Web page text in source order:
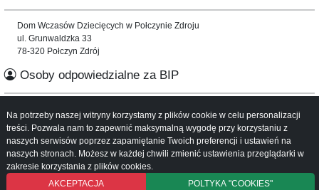
Dom Wczasów Dziecięcych w Połczynie Zdroju
ul. Grunwaldzka 33
78-320 Połczyn Zdrój
Osoby odpowiedzialne za BIP
Informacje o serwisie
Mapa serwisu
Instrukcja obsługi
Na potrzeby naszej witryny korzystamy z plików cookie w celu personalizacji
treści. Pozwala nam to zapewnić maksymalną wygodę przy korzystaniu z
naszych serwisów poprzez zapamiętanie Twoich preferencji i ustawień na
naszych stronach. Możesz w każdej chwili zmienić ustawienia przeglądarki w
zakresie korzystania z plików cookies.
AKCEPTACJA
POLTYKA "COOKIES"